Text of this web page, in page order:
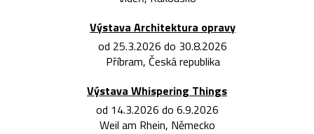
Výstava Architektura opravy
od 25.3.2026 do 30.8.2026
Příbram, Česká republika
Výstava Whispering Things
od 14.3.2026 do 6.9.2026
Weil am Rhein, Německo